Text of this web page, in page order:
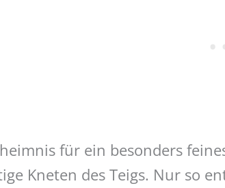
für ein besonders
Kneten des Teigs. Nur so